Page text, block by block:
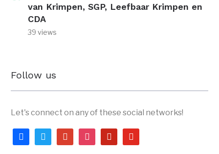
van Krimpen, SGP, Leefbaar Krimpen en
CDA
39 views
Follow us
Let's connect on any of these social networks!
facebooktwitter google instagrampinterestyoutube